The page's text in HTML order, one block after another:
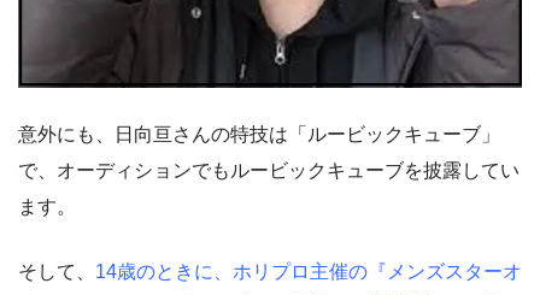
意外にも、日向亘さんの特技は「ルービックキューブ」
で、オーディションでもルービックキューブを披露してい
ます。
そして、 14歳のときに、ホリプロ主催の『メンズスターオ